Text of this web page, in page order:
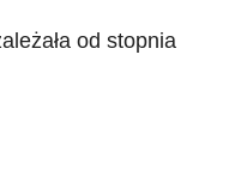
od stopnia